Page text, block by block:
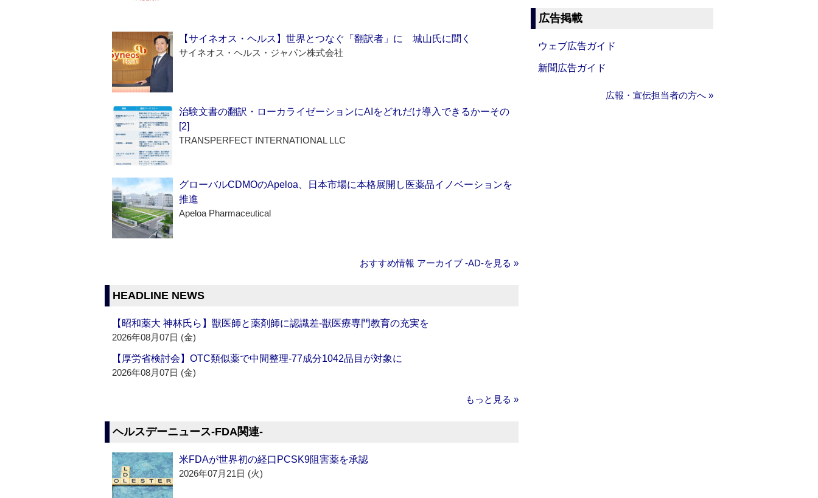
【サイネオス・ヘルス】世界とつなぐ「翻訳者」に 城山氏に聞く
サイネオス・ヘルス・ジャパン株式会社
治験文書の翻訳・ローカライゼーションにAIをどれだけ導入できるかーその
[2]
TRANSPERFECT INTERNATIONAL LLC
グローバルCDMOのApeloa、日本市場に本格展開し医薬品イノベーションを
推進
Apeloa Pharmaceutical
おすすめ情報 アーカイブ ‐AD‐を見る »
HEADLINE NEWS
【昭和薬大 神林氏ら】獣医師と薬剤師に認識差‐獣医療専門教育の充実を
2026年08月07日 (金)
【厚労省検討会】OTC類似薬で中間整理‐77成分1042品目が対象に
2026年08月07日 (金)
もっと見る »
ヘルスデーニュース‐FDA関連‐
米FDAが世界初の経口PCSK9阻害薬を承認
2026年07月21日 (火)
広告掲載
ウェブ広告ガイド
新聞広告ガイド
広報・宣伝担当者の方へ »